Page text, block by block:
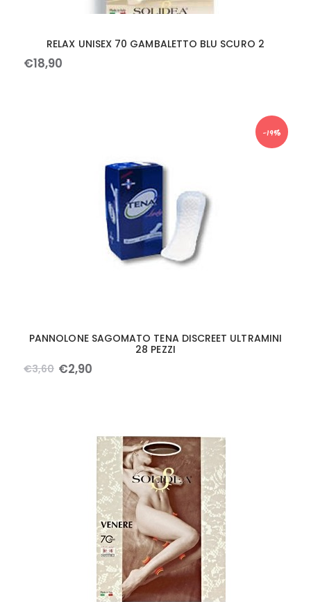
RELAX UNISEX 70 GAMBALETTO BLU SCURO 2
€18,90
-19%
PANNOLONE SAGOMATO TENA DISCREET ULTRAMINI
28 PEZZI
€3,60 €2,90